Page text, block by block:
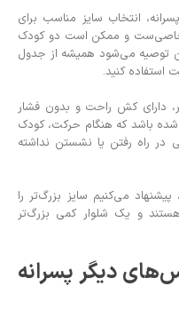
انتخاب سایز مناسب برای
خاصی‌ست و ممکن است دو کودک
توصیه می‌شود همیشه از جدول
استفاده کنید.
دارای کش راحت و بدون فشار
شده باشد که هنگام حرکت، کودک
راه رفتن یا نشستن نداشته
می‌کنیم سایز بزرگ‌تر را
و یک شلوار کمی بزرگ‌تر
دیگر پسرانه